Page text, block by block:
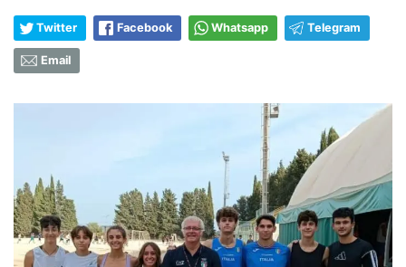
Twitter Facebook Whatsapp Telegram
Email